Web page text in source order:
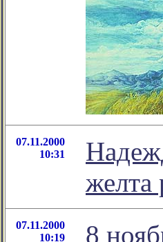
07.11.2000
10:31
желта
07.11.2000
10:19
8